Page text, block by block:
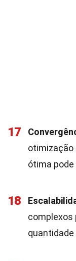
17
otimização
ótima
18
complexos
quantidade